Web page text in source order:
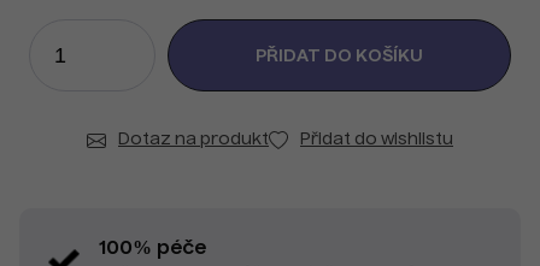
Dotaz na produkt Přidat do wishlistu
100% péče